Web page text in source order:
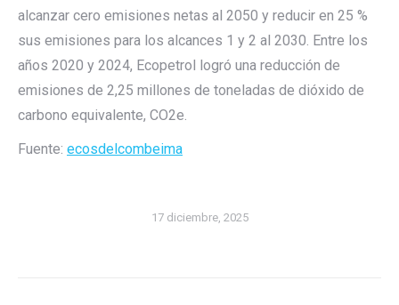
alcanzar cero emisiones netas al 2050 y reducir en 25 %
sus emisiones para los alcances 1 y 2 al 2030. Entre los
años 2020 y 2024, Ecopetrol logró una reducción de
emisiones de 2,25 millones de toneladas de dióxido de
carbono equivalente, CO2e.
Fuente: ecosdelcombeima
17 diciembre, 2025